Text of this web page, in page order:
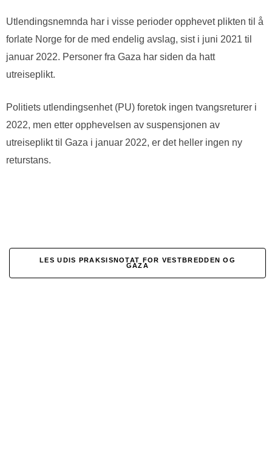
Utlendingsnemnda har i visse perioder opphevet plikten til å
forlate Norge for de med endelig avslag, sist i juni 2021 til
januar 2022. Personer fra Gaza har siden da hatt
utreiseplikt.
Politiets utlendingsenhet (PU) foretok ingen tvangsreturer i
2022, men etter opphevelsen av suspensjonen av
utreiseplikt til Gaza i januar 2022, er det heller ingen ny
returstans.
LES UDIS PRAKSISNOTAT FOR VESTBREDDEN OG
GAZA